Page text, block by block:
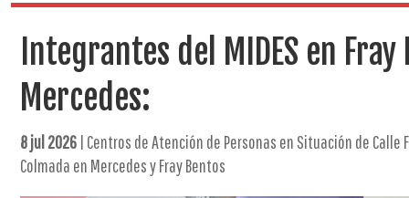
Integrantes del MIDES en
Mercedes:
8 jul 2026 | Centros de Atención de Personas en Situación de
Colmada en Mercedes y Fray Bentos